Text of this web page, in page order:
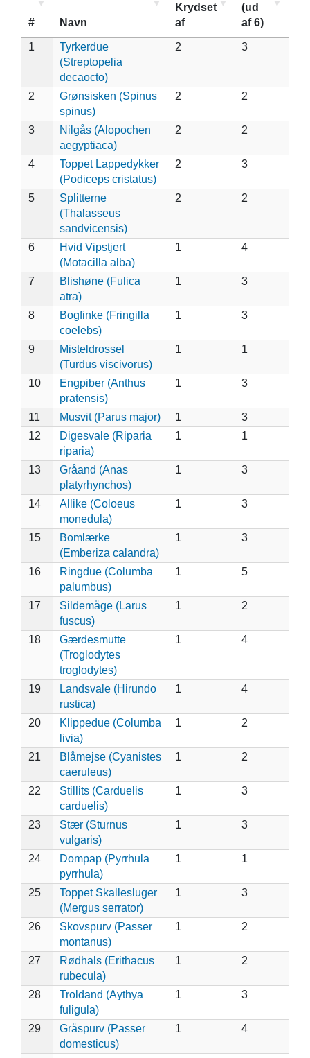
# Navn
Krydset
af
(ud
af 6)
1
Tyrkerdue
(Streptopelia
decaocto)
2 3
2
Grønsisken (Spinus
spinus)
2 2
3
Nilgås (Alopochen
aegyptiaca)
2 2
4
Toppet Lappedykker
(Podiceps cristatus)
2 3
5
Splitterne
(Thalasseus
sandvicensis)
2 2
6
Hvid Vipstjert
(Motacilla alba)
1 4
7
Blishøne (Fulica
atra)
1 3
8
Bogfinke (Fringilla
coelebs)
1 3
9
Misteldrossel
(Turdus viscivorus)
1 1
10
Engpiber (Anthus
pratensis)
1 3
11 Musvit (Parus major) 1
3
12
Digesvale (Riparia
riparia)
1 1
13
Gråand (Anas
platyrhynchos)
1 3
14
Allike (Coloeus
monedula)
1 3
15
Bomlærke
(Emberiza calandra)
1 3
16
Ringdue (Columba
palumbus)
1 5
17
Sildemåge (Larus
fuscus)
1 2
18
Gærdesmutte
(Troglodytes
troglodytes)
1 4
19
Landsvale (Hirundo
rustica)
1 4
20
Klippedue (Columba
livia)
1 2
21
Blåmejse (Cyanistes
caeruleus)
1 2
22
Stillits (Carduelis
carduelis)
1 3
23
Stær (Sturnus
vulgaris)
1 3
24
Dompap (Pyrrhula
pyrrhula)
1 1
25
Toppet Skallesluger
(Mergus serrator)
1 3
26
Skovspurv (Passer
montanus)
1 2
27
Rødhals (Erithacus
rubecula)
1 2
28
Troldand (Aythya
fuligula)
1 3
29
Gråspurv (Passer
domesticus)
1 4